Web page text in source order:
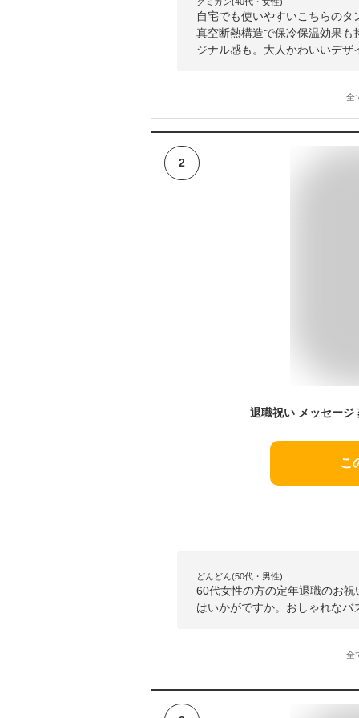
自宅でも使いやすいこちらの
真空断熱構造で保冷保温効果
ジナル感も。大人かわいいデザ
全
2
こ
どんどん(50代・男性)
60代女性の方の定年退職のお
はいかがですか。おしゃれな
全